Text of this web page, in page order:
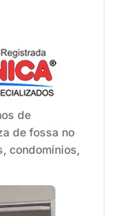
de
de fossa no
condomínios,